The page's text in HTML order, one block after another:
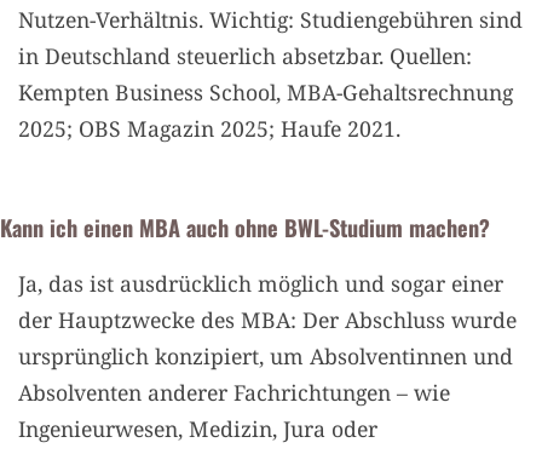
Nutzen-Verhältnis. Wichtig: Studiengebühren sind
in Deutschland steuerlich absetzbar. Quellen:
Kempten Business School, MBA-Gehaltsrechnung
2025; OBS Magazin 2025; Haufe 2021.
Kann ich einen MBA auch ohne BWL-Studium machen?
Ja, das ist ausdrücklich möglich und sogar einer
der Hauptzwecke des MBA: Der Abschluss wurde
ursprünglich konzipiert, um Absolventinnen und
Absolventen anderer Fachrichtungen – wie
Ingenieurwesen, Medizin, Jura oder